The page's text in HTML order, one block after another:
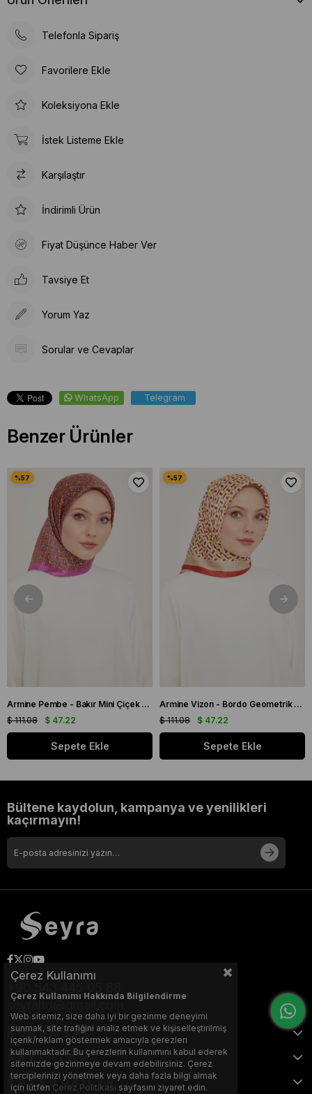
Telefonla Sipariş
Favorilere Ekle
Koleksiyona Ekle
İstek Listeme Ekle
Karşılaştır
İndirimli Ürün
Fiyat Düşünce Haber Ver
Tavsiye Et
Yorum Yaz
Sorular ve Cevaplar
WhatsApp Telegram
Benzer Ürünler
Armine Pembe - Bakır Mini Çiçek Desen Tivil İpek Eşarp IST 9134 - 03
$ 47.22
$ 111.08
Sepete Ekle
Armine Vizon - Bordo Geometrik Desen Tivil İpek Eşarp IST 9151 - 53
$ 47.22
$ 111.08
Sepete Ekle
Bültene kaydolun, kampanya ve yenilikleri
kaçırmayın!
seyraltd@gmail.com
KURUMSAL
SAYFALAR
KATEGORİLER
Çerez Kullanımı
Çerez Kullanımı Hakkında Bilgilendirme
Web sitemiz, size daha iyi bir gezinme deneyimi
sunmak, site trafiğini analiz etmek ve kişiselleştirilmiş
içerik/reklam göstermek amacıyla çerezleri
kullanmaktadır. Bu çerezlerin kullanımını kabul ederek
sitemizde gezinmeye devam edebilirsiniz. Çerez
terciplerinizi yönetmek veya daha fazla bilgi almak
için lütfen Çerez Politikası sayfasını ziyaret edin.